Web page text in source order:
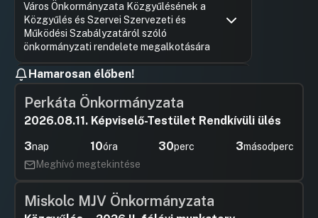
Város Önkormányzata Közgyűlésének a
Közgyűlés és Szervei Szervezeti és
Működési Szabályzatáról szóló
önkormányzati rendelete megalkotására
HozzászólásokUgrás a napirendi pontra
04 Javaslat Dunaújváros Megyei Jogú
Város Polgármesteri Hivatala Szervezeti
és Működési Szabályzatának
módosítására
Hozzászólások Ugrás a napirendi pontra
05 Javaslat a Magyar Mentőszolgálat
Alapítvány 2024. évi tevékenységéről
szóló beszámoló elfogadására
HozzászólásokUgrás a napirendi pontra
06 Javaslat a Magyar Mentőszolgálat
Hamarosan élőben!
Perkáta Önkormányzata
2026.08.11. Képviselő-Testület Rendkívüli ülés
3nap 10óra 30perc 1másodperc
Meghívó megtekintése
Miskolc MJV Önkormányzata